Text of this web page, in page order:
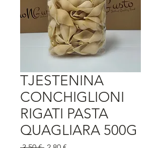
TJESTENINA
CONCHIGLIONI
RIGATI PASTA
QUAGLIARA 500G